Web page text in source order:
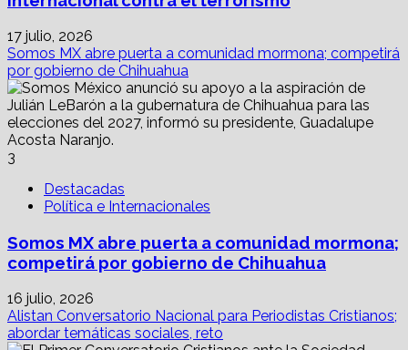
17 julio, 2026
Somos MX abre puerta a comunidad mormona; competirá
por gobierno de Chihuahua
3
Destacadas
Política e Internacionales
Somos MX abre puerta a comunidad mormona;
competirá por gobierno de Chihuahua
16 julio, 2026
Alistan Conversatorio Nacional para Periodistas Cristianos;
abordar temáticas sociales, reto